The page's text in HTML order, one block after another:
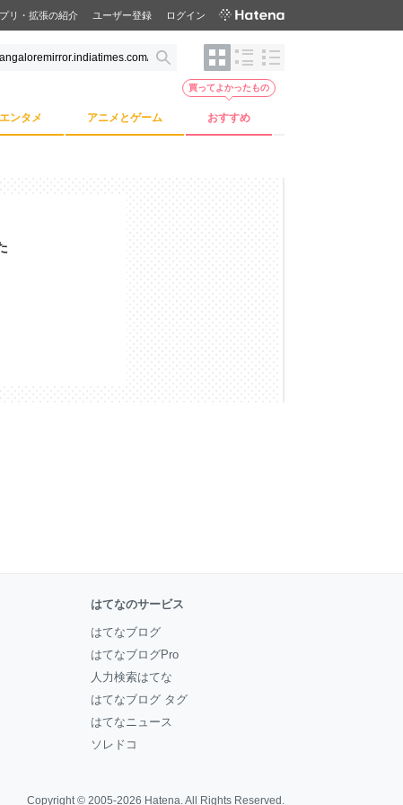
リ・拡張の紹介 ユーザー登録 ログイン
エンタメ アニメとゲーム おすすめ
買ってよかったもの
はてなのサービス
はてなブログ
はてなブログPro
人力検索はてな
はてなブログ タグ
はてなニュース
ソレドコ
Copyright © 2005-2026 Hatena. All Rights Reserved.